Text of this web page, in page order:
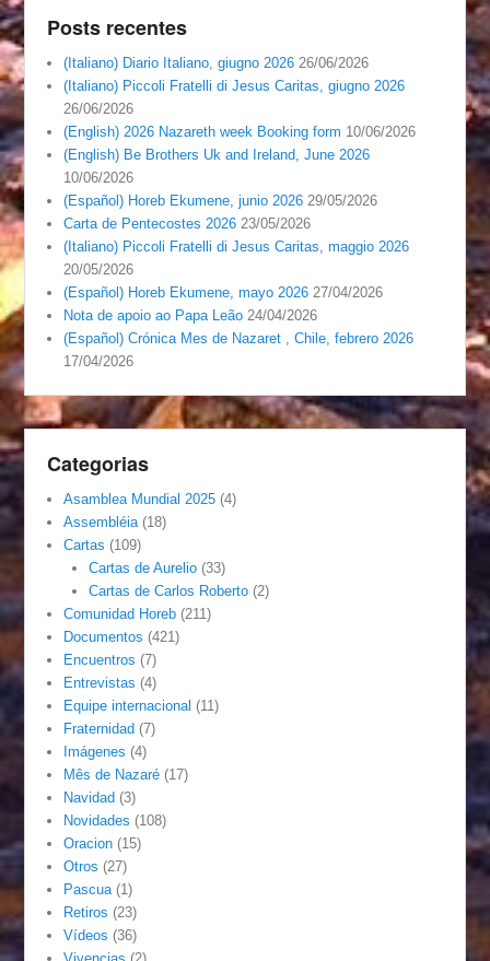
Posts recentes
(Italiano) Diario Italiano, giugno 2026 26/06/2026
(Italiano) Piccoli Fratelli di Jesus Caritas, giugno 2026
26/06/2026
(English) 2026 Nazareth week Booking form 10/06/2026
(English) Be Brothers Uk and Ireland, June 2026
10/06/2026
(Español) Horeb Ekumene, junio 2026 29/05/2026
Carta de Pentecostes 2026 23/05/2026
(Italiano) Piccoli Fratelli di Jesus Caritas, maggio 2026
20/05/2026
(Español) Horeb Ekumene, mayo 2026 27/04/2026
Nota de apoio ao Papa Leão 24/04/2026
(Español) Crónica Mes de Nazaret , Chile, febrero 2026
17/04/2026
Categorias
Asamblea Mundial 2025 (4)
Assembléia (18)
Cartas (109)
Cartas de Aurelio(33)
Cartas de Carlos Roberto(2)
Comunidad Horeb (211)
Documentos (421)
Encuentros (7)
Entrevistas (4)
Equipe internacional (11)
Fraternidad (7)
Imágenes (4)
Mês de Nazaré (17)
Navidad (3)
Novidades (108)
Oracion (15)
Otros (27)
Pascua (1)
Retiros (23)
Vídeos (36)